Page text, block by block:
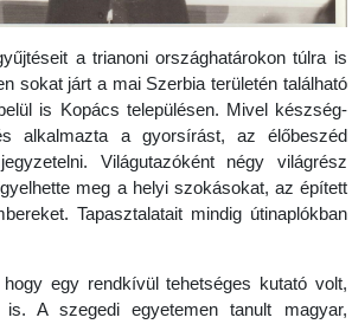
a trianoni országhatárokon túlra is
sokat járt a mai Szerbia területén található
is Kopács településen. Mivel készség-
alkalmazta a gyorsírást, az élőbeszéd
Világutazóként négy világrész
meg a helyi szokásokat, az épített
Tapasztalatait mindig útinaplókban
egy rendkívül tehetséges kutató volt,
is. A szegedi egyetemen tanult magyar,